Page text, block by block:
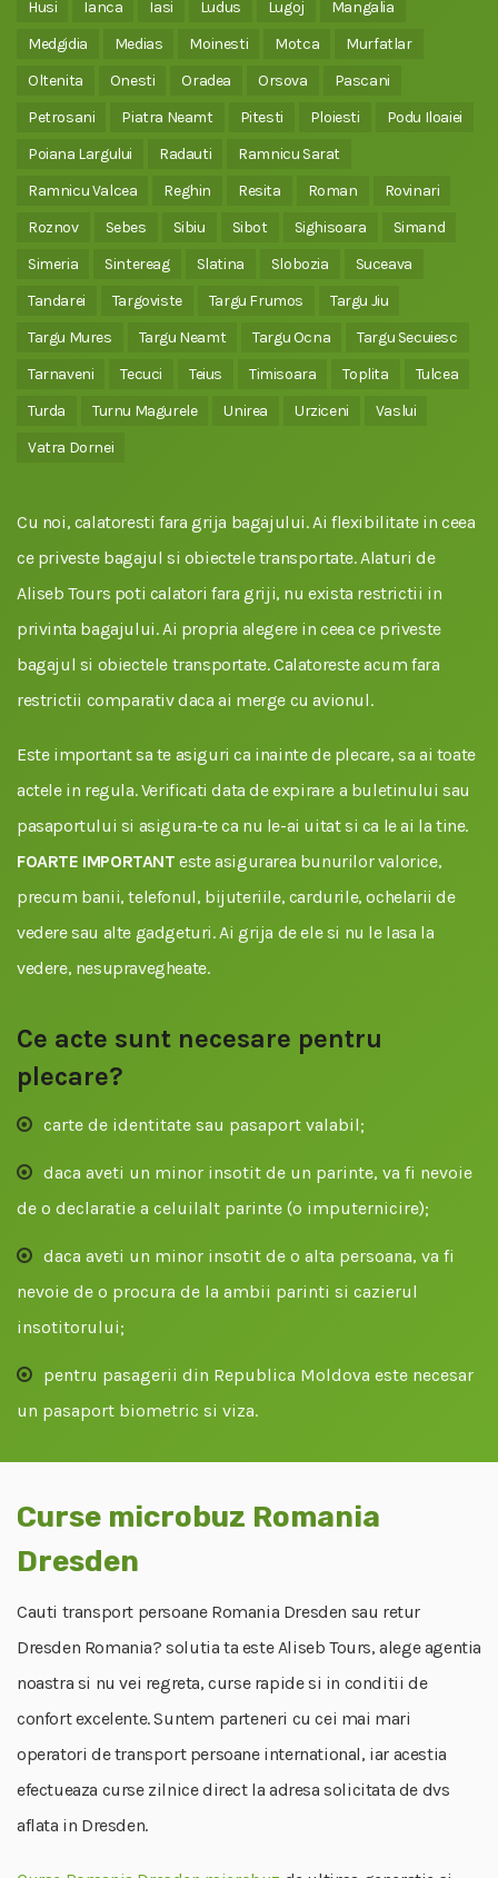
Husi
Ianca Iasi Ludus Lugoj
Mangalia
Medgidia
Medias Moinesti Motca
Murfatlar
Oltenita
Onesti Oradea Orsova
Pascani
Petrosani
Piatra Neamt Pitesti Ploiesti
Podu Iloaiei
Poiana Largului
Radauti
Ramnicu Sarat
Ramnicu Valcea
Reghin Resita Roman
Rovinari
Roznov
Sebes Sibiu Sibot Sighisoara
Simand
Simeria
Sintereag Slatina Slobozia
Suceava
Tandarei
Targoviste Targu Frumos
Targu Jiu
Targu Mures
Targu Neamt Targu Ocna
Targu Secuiesc
Tarnaveni
Tecuci Teius Timisoara Toplita
Tulcea
Turda
Turnu Magurele Unirea Urziceni
Vaslui
Vatra Dornei
Cu noi, calatoresti fara grija bagajului. Ai flexibilitate in ceea
ce priveste bagajul si obiectele transportate. Alaturi de
Aliseb Tours poti calatori fara griji, nu exista restrictii in
privinta bagajului. Ai propria alegere in ceea ce priveste
bagajul si obiectele transportate. Calatoreste acum fara
restrictii comparativ daca ai merge cu avionul.
Este important sa te asiguri ca inainte de plecare, sa ai toate
actele in regula. Verificati data de expirare a buletinului sau
pasaportului si asigura-te ca nu le-ai uitat si ca le ai la tine.
FOARTE IMPORTANT este asigurarea bunurilor valorice,
precum banii, telefonul, bijuteriile, cardurile, ochelarii de
vedere sau alte gadgeturi. Ai grija de ele si nu le lasa la
vedere, nesupravegheate.
Ce acte sunt necesare pentru
plecare?
carte de identitate sau pasaport valabil;
daca aveti un minor insotit de un parinte, va fi nevoie
de o declaratie a celuilalt parinte (o imputernicire);
daca aveti un minor insotit de o alta persoana, va fi
nevoie de o procura de la ambii parinti si cazierul
insotitorului;
pentru pasagerii din Republica Moldova este necesar
un pasaport biometric si viza.
Curse microbuz Romania
Dresden
Cauti transport persoane Romania Dresden sau retur
Dresden Romania? solutia ta este Aliseb Tours, alege agentia
noastra si nu vei regreta, curse rapide si in conditii de
confort excelente. Suntem parteneri cu cei mai mari
operatori de transport persoane international, iar acestia
efectueaza curse zilnice direct la adresa solicitata de dvs
aflata in Dresden.